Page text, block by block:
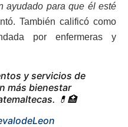
ayudado para que él esté
También calificó como
por enfermeras y
y servicios de
más bienestar
💊🏥